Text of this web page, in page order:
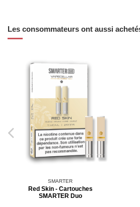
Les consommateurs ont aussi
SMARTER
Red Skin - Cartouches
SMARTER Duo